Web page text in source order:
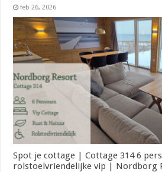
feb 26, 2026
Spot je cottage | Cottage 314 6
rolstoelvriendelijke vip | Nordborg